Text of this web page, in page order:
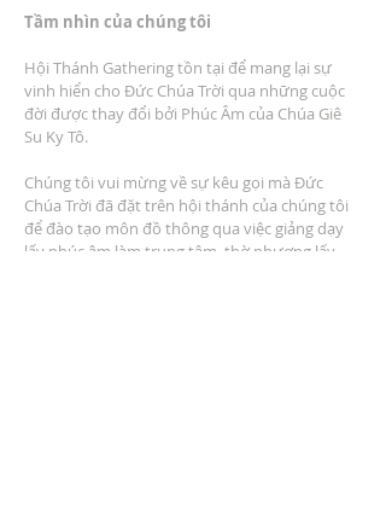
Tầm nhìn của chúng tôi
Hội Thánh Gathering tồn tại để mang lại sự
vinh hiển cho Đức Chúa Trời qua những cuộc
đời được thay đổi bởi Phúc Âm của Chúa Giê
Su Ky Tô.
Chúng tôi vui mừng về sự kêu gọi mà Đức
Chúa Trời đã đặt trên hội thánh của chúng tôi
để đào tạo môn đồ thông qua việc giảng dạy
lấy phúc âm làm trung tâm, thờ phượng lấy